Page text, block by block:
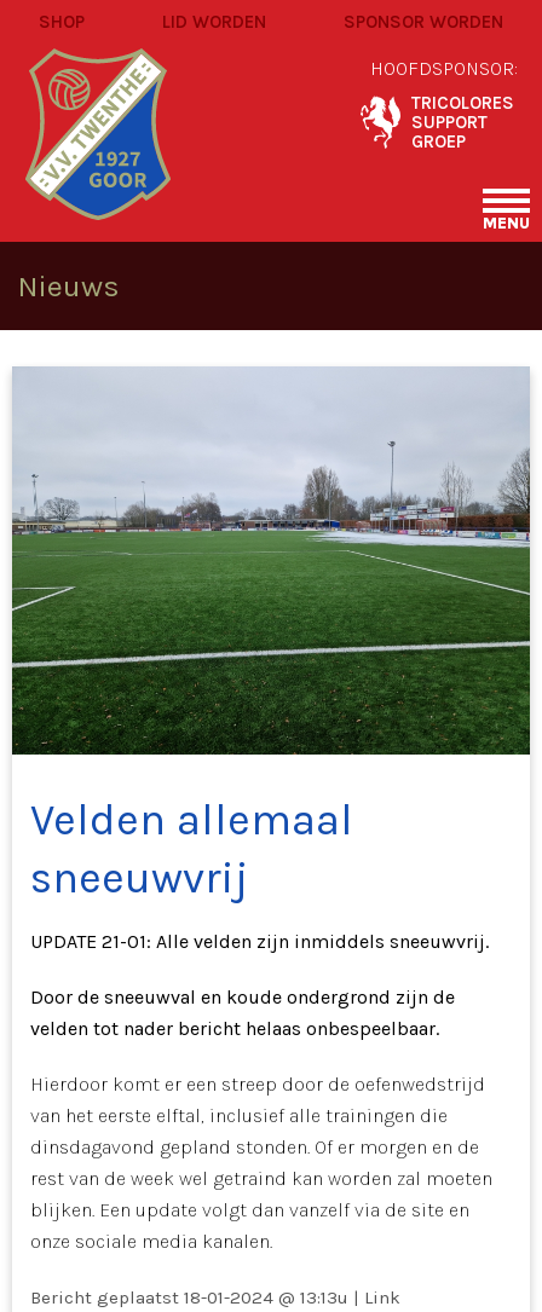
SHOP LID WORDEN SPONSOR WORDEN
HOOFDSPONSOR:
TRICOLORES
SUPPORT
GROEP
MENU
Nieuws
Velden allemaal
sneeuwvrij
UPDATE 21-01: Alle velden zijn inmiddels sneeuwvrij.
Door de sneeuwval en koude ondergrond zijn de
velden tot nader bericht helaas onbespeelbaar.
Hierdoor komt er een streep door de oefenwedstrijd
van het eerste elftal, inclusief alle trainingen die
dinsdagavond gepland stonden. Of er morgen en de
rest van de week wel getraind kan worden zal moeten
blijken. Een update volgt dan vanzelf via de site en
onze sociale media kanalen.
Bericht geplaatst 18-01-2024 @ 13:13u | Link